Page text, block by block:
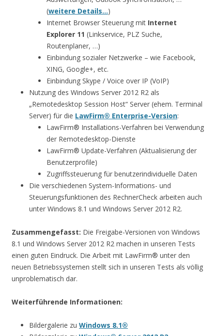
(weitere Details…)
Internet Browser Steuerung mit Internet
Explorer 11 (Linkservice, PLZ Suche,
Routenplaner, …)
Einbindung sozialer Netzwerke – wie Facebook,
XING, Google+, etc.
Einbindung Skype / Voice over IP (VoIP)
Nutzung des Windows Server 2012 R2 als
„Remotedesktop Session Host“ Server (ehem. Terminal
Server) für die LawFirm® Enterprise-Version:
LawFirm® Installations-Verfahren bei Verwendung
der Remotedesktop-Dienste
LawFirm® Update-Verfahren (Aktualisierung der
Benutzerprofile)
Zugriffssteuerung für benutzerindividuelle Daten
Die verschiedenen System-Informations- und
Steuerungsfunktionen des RechnerCheck arbeiten auch
unter Windows 8.1 und Windows Server 2012 R2.
Zusammengefasst: Die Freigabe-Versionen von Windows
8.1 und Windows Server 2012 R2 machen in unseren Tests
einen guten Eindruck. Die Arbeit mit LawFirm® unter den
neuen Betriebssystemen stellt sich in unseren Tests als völlig
unproblematisch dar.
Weiterführende Informationen:
Bildergalerie zu Windows 8.1®